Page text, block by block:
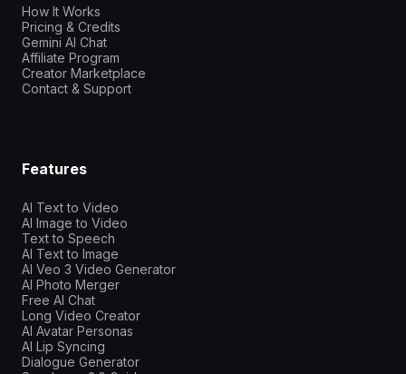
How It Works
Pricing & Credits
Gemini AI Chat
Affiliate Program
Creator Marketplace
Contact & Support
Features
AI Text to Video
AI Image to Video
Text to Speech
AI Text to Image
AI Veo 3 Video Generator
AI Photo Merger
Free AI Chat
Long Video Creator
AI Avatar Personas
AI Lip Syncing
Dialogue Generator